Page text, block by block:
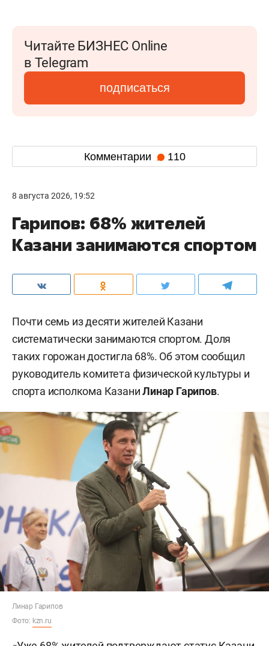
Читайте БИЗНЕС Online
в Telegram
подписаться
Комментарии 110
8 августа 2026, 19:52
Гарипов: 68% жителей
Казани занимаются спортом
Почти семь из десяти жителей Казани
систематически занимаются спортом. Доля
таких горожан достигла 68%. Об этом сообщил
руководитель комитета физической культуры и
спорта исполкома КазаниЛинар Гарипов.
Линар Гарипов
Фото: kzn.ru